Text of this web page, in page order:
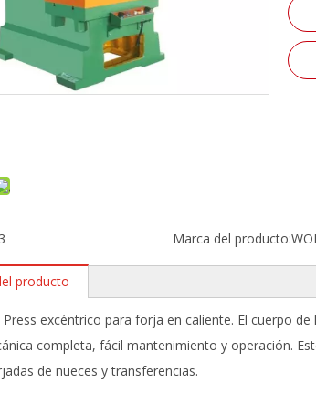
Marca del producto:
producto
excéntrico para forja en caliente. El cuerpo
completa, fácil mantenimiento y operación.
de nueces y transferencias.